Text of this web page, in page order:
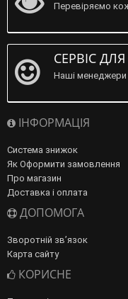
Перевіряємо
СЕРВІС ДЛЯ
Наші менеджери
ІНФОРМАЦІЯ
Система знижок
Як Оформити замовлення
Про магазин
Доставка і оплата
ДОПОМОГА
Зворотній зв’язок
Карта сайту
КОРИСНЕ